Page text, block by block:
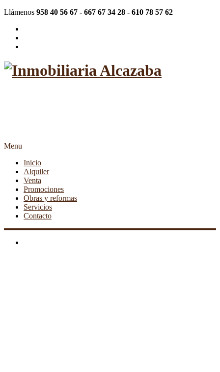
Llámenos 958 40 56 67 - 667 67 34 28 - 610 78 57 62
Menu
Inicio
Alquiler
Venta
Promociones
Obras y reformas
Servicios
Contacto